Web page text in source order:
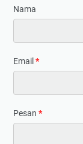
Nama
Email *
Pesan *